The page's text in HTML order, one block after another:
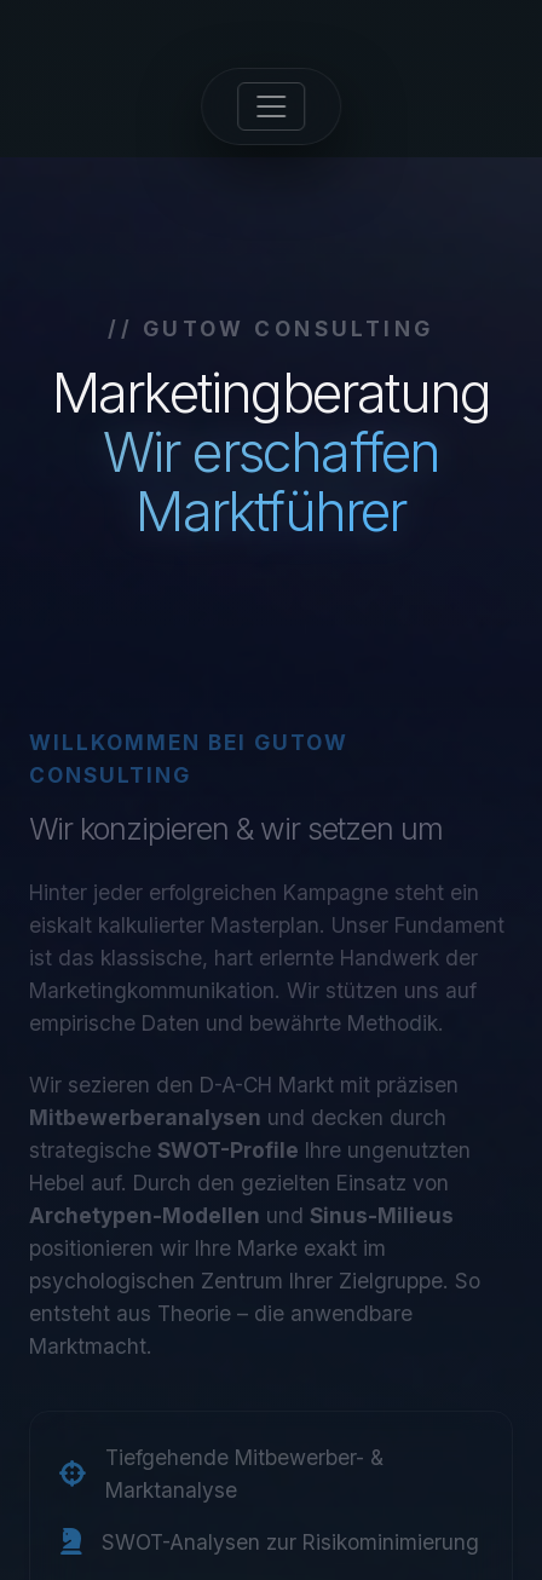
// GUTOW CONSULTING
Marketingberatung
Wir erschaffen
Marktführer
WILLKOMMEN BEI GUTOW
CONSULTING
Wir konzipieren & wir setzen um
Hinter jeder erfolgreichen Kampagne steht ein
eiskalt kalkulierter Masterplan. Unser Fundament
ist das klassische, hart erlernte Handwerk der
Marketingkommunikation. Wir stützen uns auf
empirische Daten und bewährte Methodik.
Wir sezieren den D-A-CH Markt mit präzisen
Mitbewerberanalysen und decken durch
strategische SWOT-Profile Ihre ungenutzten
Hebel auf. Durch den gezielten Einsatz von
Archetypen-Modellen und Sinus-Milieus
positionieren wir Ihre Marke exakt im
psychologischen Zentrum Ihrer Zielgruppe. So
entsteht aus Theorie – die anwendbare
Marktmacht.
Tiefgehende Mitbewerber- &
Marktanalyse
SWOT-Analysen zur Risikominimierung